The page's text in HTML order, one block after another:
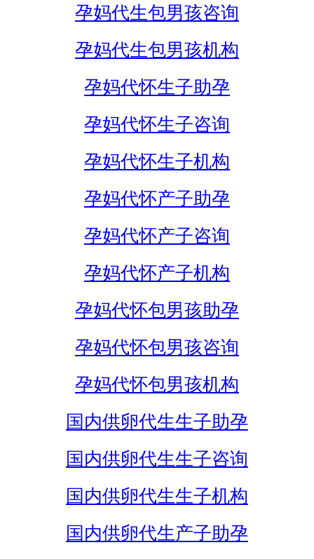
孕妈代生包男孩咨询
孕妈代生包男孩机构
孕妈代怀生子助孕
孕妈代怀生子咨询
孕妈代怀生子机构
孕妈代怀产子助孕
孕妈代怀产子咨询
孕妈代怀产子机构
孕妈代怀包男孩助孕
孕妈代怀包男孩咨询
孕妈代怀包男孩机构
国内供卵代生生子助孕
国内供卵代生生子咨询
国内供卵代生生子机构
国内供卵代生产子助孕